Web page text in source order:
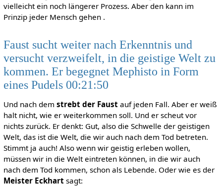
vielleicht ein noch längerer Prozess. Aber den kann im
Prinzip jeder Mensch gehen .
Faust sucht weiter nach Erkenntnis und
versucht verzweifelt, in die geistige Welt zu
kommen. Er begegnet Mephisto in Form
eines Pudels 00:21:50
Und nach dem strebt der Faustauf jeden Fall. Aber er weiß
halt nicht, wie er weiterkommen soll. Und er scheut vor
nichts zurück. Er denkt: Gut, also die Schwelle der geistigen
Welt, das ist die Welt, die wir auch nach dem Tod betreten.
Stimmt ja auch! Also wenn wir geistig erleben wollen,
müssen wir in die Welt eintreten können, in die wir auch
nach dem Tod kommen, schon als Lebende. Oder wie es der
Meister Eckhartsagt: